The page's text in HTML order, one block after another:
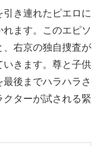
引き連れたピエロに
ます。このエピソ
、右京の独自捜査が
いきます。尊と子供
後までハラハラさ
ターが試される緊